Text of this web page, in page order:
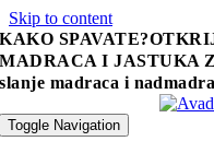
Skip to content
KAKO SPAVATE?
MADRACA I JASTUKA
slanje madraca i
Toggle Navigation